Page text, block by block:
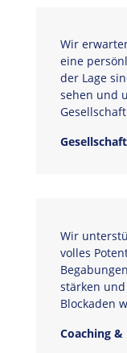
Wir
eine
der Lage
sehen und
Wir
volles
stärken
Blockaden
Coaching